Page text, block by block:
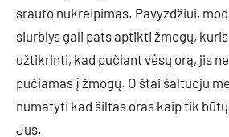
srauto nukreipimas. Pavyzdžiui,
siurblys gali pats aptikti žmogų,
užtikrinti, kad pučiant vėsų orą, jis
pučiamas į žmogų. O štai šaltuoju
numatyti kad šiltas oras kaip tik
Jus.